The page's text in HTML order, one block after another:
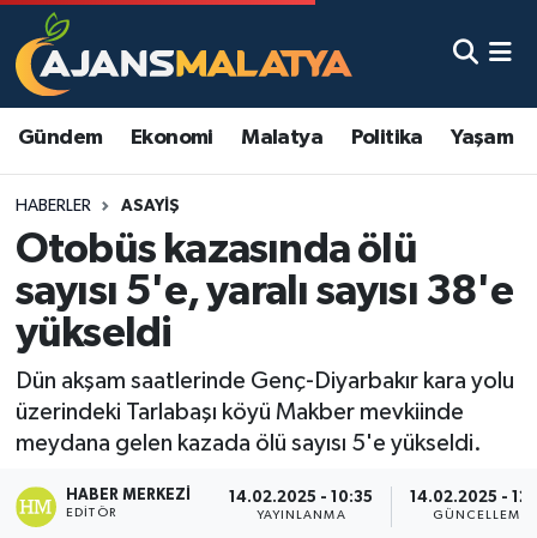
Gündem Ekonomi Malatya Politika Yaşam
HABERLER ASAYIŞ
Otobüs kazasında ölü
sayısı 5'e, yaralı sayısı 38'e
yükseldi
Dün akşam saatlerinde Genç-Diyarbakır kara yolu
üzerindeki Tarlabaşı köyü Makber mevkiinde
meydana gelen kazada ölü sayısı 5'e yükseldi.
HABER MERKEZI
EDITÖR
14.02.2025 - 10:35
YAYINLANMA
14.02.2025 -
GÜNCELLEME
Asayiş
Eğitim
Ekonomi
Gündem
Kadın
Kültür & Sanat
Magazin
Malatya Nöbetçi Eczaneler
Malatya Namaz Vakitleri
Malatya Trafik Yoğunluk Haritası
TFF 3.Lig 2.Grup Puan Durumu ve Fikstür
Tüm Manşetler
Son Dakika Haberleri
Haber Arşivi